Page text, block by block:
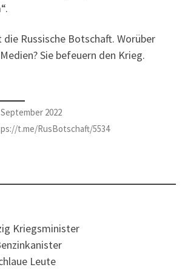
Russische Botschaft. Worüber
Sie befeuern den Krieg.
September 2022
t.me/RusBotschaft/5534
Kriegsminister
Leute